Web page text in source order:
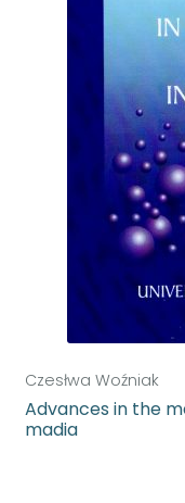
Czesłwa Woźniak
Advances in the
madia